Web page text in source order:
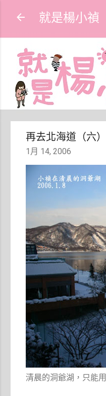
就是楊小禎
再去北海道（六
1月 14, 2006
清晨的洞爺湖，只能